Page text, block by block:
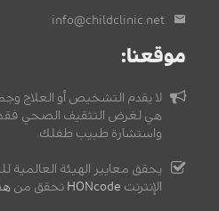
info@childclinic.net
موقعنا:
لا يقدم التشخيص أو العلاج
هي لغرض التثقيف الصحي
واستشارة طبيب طفلك.
يحقق معايير الهيئة العالمية
الإنترنت HONcode تحقق من